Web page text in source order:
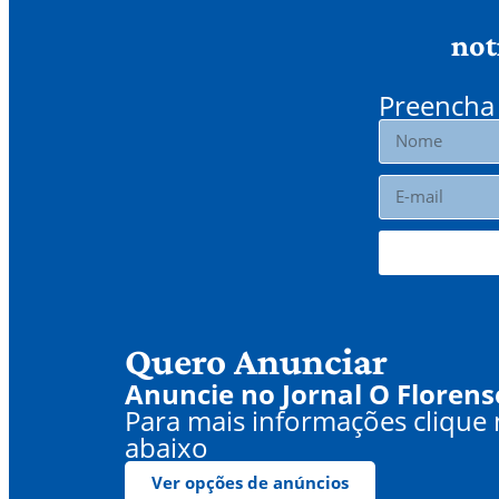
Quero Anunciar
Anuncie no Jornal O
Para mais informações
abaixo
Ver opções de anúncios